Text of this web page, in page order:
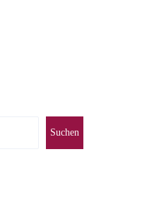
Suchen